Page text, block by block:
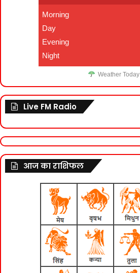
Morning
Day
Evening
Night
Weather Today
Live FM Radio
आज का राशिफल